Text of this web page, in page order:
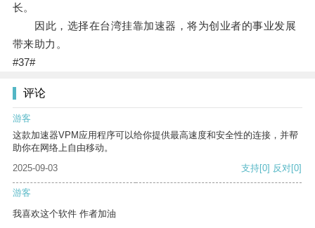
长。
因此，选择在台湾挂靠加速器，将为创业者的事业发展
带来助力。
#37#
评论
游客
这款加速器VPM应用程序可以给你提供最高速度和安全性的连接，并帮
助你在网络上自由移动。
2025-09-03
支持[0] 反对[0]
游客
我喜欢这个软件 作者加油